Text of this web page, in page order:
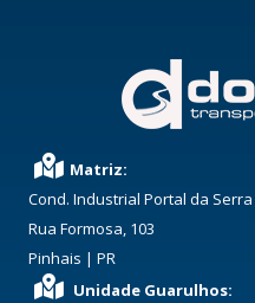
Matriz:
Cond. Industrial Portal da Serra
Rua Formosa, 103
Pinhais | PR
Unidade Guarulhos: